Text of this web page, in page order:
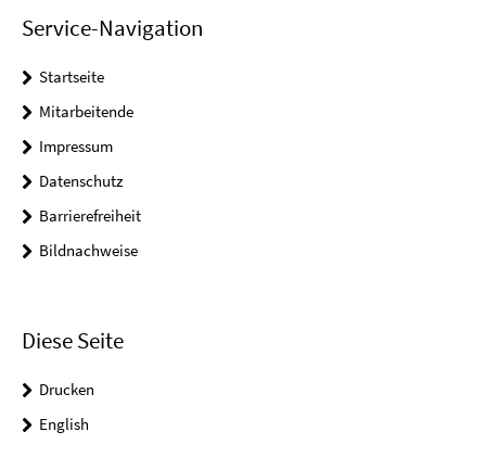
Service-Navigation
Startseite
Mitarbeitende
Impressum
Datenschutz
Barrierefreiheit
Bildnachweise
Diese Seite
Drucken
English